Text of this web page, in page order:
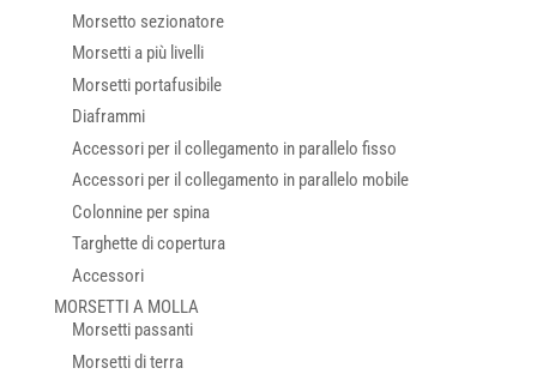
Morsetto sezionatore
Morsetti a più livelli
Morsetti portafusibile
Diaframmi
Accessori per il collegamento in parallelo fisso
Accessori per il collegamento in parallelo mobile
Colonnine per spina
Targhette di copertura
Accessori
MORSETTI A MOLLA
Morsetti passanti
Morsetti di terra